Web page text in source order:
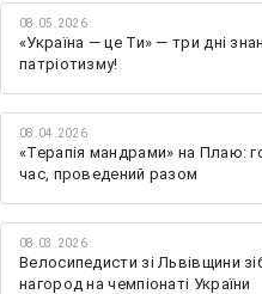
08.05.2026
«Україна — це Ти» — три дні
патріотизму!
08.04.2026
«Терапія мандрами» на Плаю:
час, проведений разом
08.03.2026
Велосипедисти зі Львівщини
нагород на чемпіонаті України